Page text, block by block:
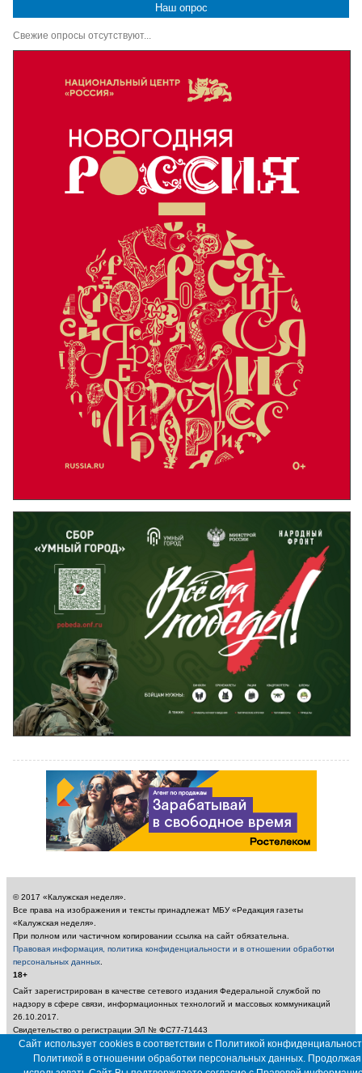
Наш опрос
Свежие опросы отсутствуют...
© 2017 «Калужская неделя».
Все права на изображения и тексты принадлежат МБУ «Редакция газеты
«Калужская неделя».
При полном или частичном копировании ссылка на сайт обязательна.
Правовая информация, политика конфиденциальности и в отношении обработки
персональных данных
18+
Сайт зарегистрирован в качестве сетевого издания Федеральной службой по
надзору в сфере связи, информационных технологий и массовых коммуникаций
26.10.2017.
Свидетельство о регистрации ЭЛ № ФС77-71443
Учредитель: Муниципальное бюджетное учреждение «Редакция газеты «Калужская
неделя»
Главный редактор: Амбарцумян А. Ю. / Электронный адрес редакции:
Сайт использует cookies в соответствии с Политикой
Политикой в отношении обработки персональных данных. Продолжая